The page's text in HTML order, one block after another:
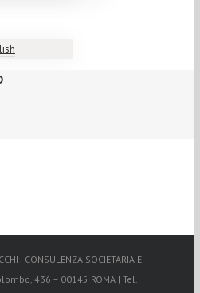
- CONSULENZA SOCIETARIA E
436 – 00145 ROMA | Tel.